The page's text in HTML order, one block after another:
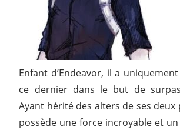
Enfant d’Endeavor, il a
ce dernier dans le but de
Ayant hérité des alters de ses deux
possède une force incroyable et un